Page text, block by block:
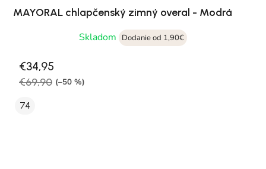
MAYORAL chlapčenský zimný overal - Modrá
Skladom
Dodanie od 1,90€
€34,95
€69,90 (–50 %)
74